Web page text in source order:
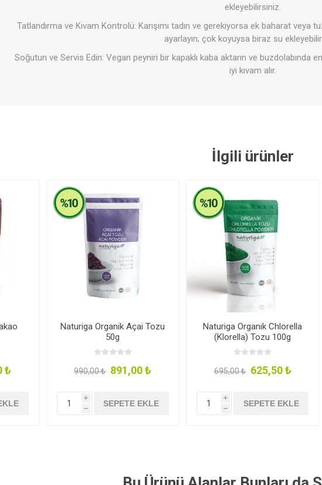
ekleyebilirsiniz.
Tatlandırma ve Kıvam Kontrolü: Karışımı tadın ve gerekiyorsa ek baharat veya
ayarlayın; çok koyuysa biraz su
Soğutun ve Servis Edin: Vegan peyniri bir kapaklı kaba aktarın ve
iyi kıvam alır.
İlgili ürünler
₺
Naturiga Organik Açai Tozu
50g
990,00 ₺ 891,00 ₺
i
h
SEPETE EKLE
Naturiga Organik Chlorella
(Klorella) Tozu 100g
695,00 ₺ 625,50 ₺
i
h
SEPETE EKLE